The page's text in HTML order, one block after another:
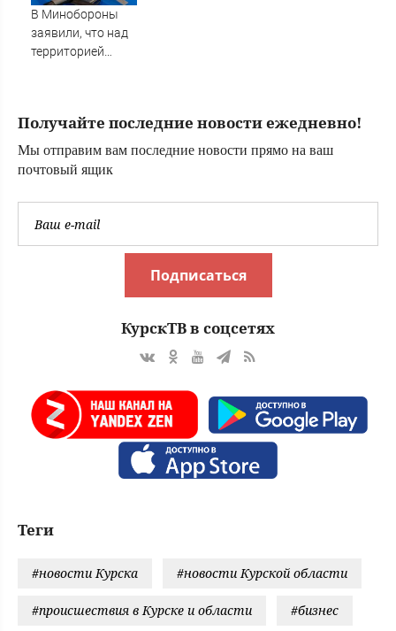
В Минобороны
заявили, что над
территорией
Получайте последние новости ежедневно!
Мы отправим вам последние новости прямо на ваш
почтовый ящик
Подписаться
КурскТВ в соцсетях
Теги
#новости Курска #новости Курской области
#происшествия в Курске и области #бизнес